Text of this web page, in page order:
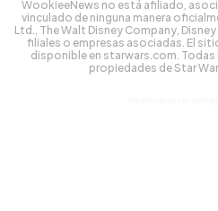
WookieeNews no está afiliado,
vinculado de ninguna manera
Ltd., The Walt Disney Company,
filiales o empresas asociadas. El
disponible en starwars.com.
propiedades de Star